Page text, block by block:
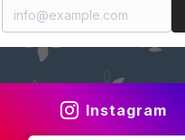
Instagram